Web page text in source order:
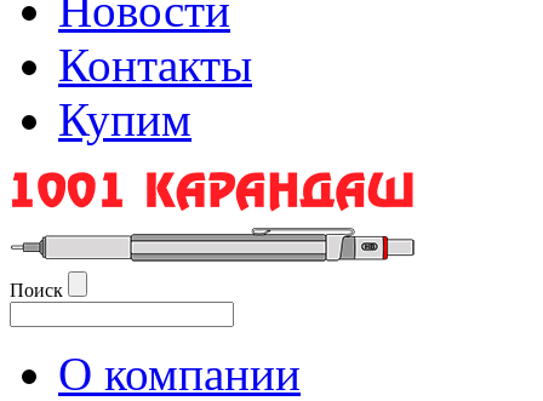
Контакты
Купим
Поиск
О компании